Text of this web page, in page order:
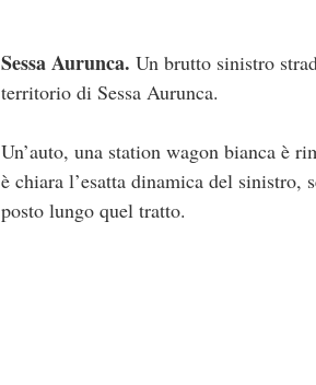
Sessa Aurunca. Un brutto sinistro
territorio di Sessa Aurunca.
Un’auto, una station wagon bianca è
è chiara l’esatta dinamica del sinistro,
posto lungo quel tratto.